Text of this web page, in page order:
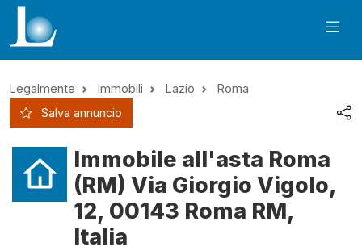
Legalmente Immobili Lazio
Roma
Salva annuncio
Immobile all'asta Roma
(RM) Via Giorgio Vigolo,
12, 00143 Roma RM,
Italia